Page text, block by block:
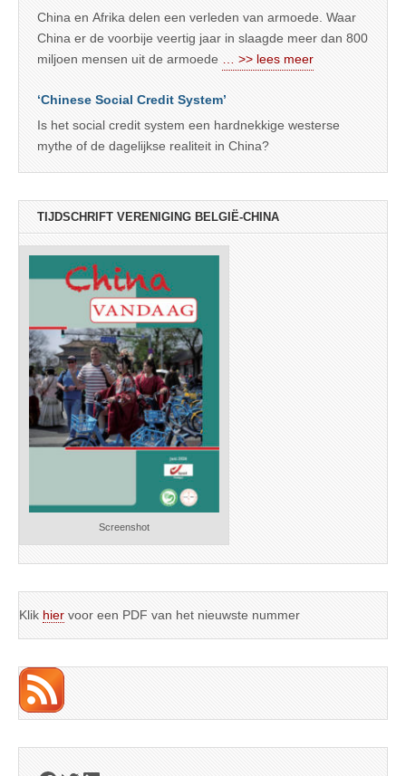
China en Afrika delen een verleden van armoede. Waar
China er de voorbije veertig jaar in slaagde meer dan 800
miljoen mensen uit de armoede
… >> lees meer
‘Chinese Social Credit System’
Is het social credit system een hardnekkige westerse
mythe of de dagelijkse realiteit in China?
TIJDSCHRIFT VERENIGING BELGIË-CHINA
Screenshot
Klik hier voor een PDF van het nieuwste nummer